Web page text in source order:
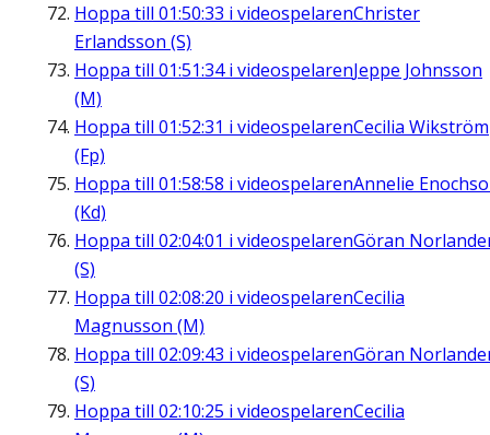
Hoppa till 01:50:33 i videospelarenChrister
Erlandsson (S)
Hoppa till 01:51:34i videospelarenJeppe Johnsson
(M)
Hoppa till 01:52:31 i videospelarenCecilia Wikström
(Fp)
Hoppa till 01:58:58 i videospelarenAnnelie
(Kd)
Hoppa till 02:04:01 i videospelarenGöran
(S)
Hoppa till 02:08:20 i videospelarenCecilia
Magnusson (M)
Hoppa till 02:09:43 i videospelarenGöran
(S)
Hoppa till 02:10:25 i videospelarenCecilia